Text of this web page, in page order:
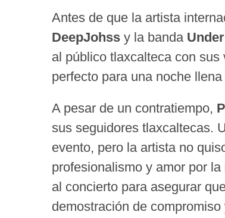
Antes de que la artista
DeepJohss y la banda
al público tlaxcalteca con
perfecto para una noche
A pesar de un contratiempo,
sus seguidores tlaxcaltecas.
evento, pero la artista no
profesionalismo y amor por
al concierto para asegurar
demostración de